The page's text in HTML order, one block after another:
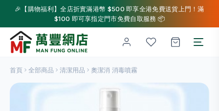
🎉【購物福利】全店折實滿港幣 $500 即享全港免費送貨上門！滿
$100 即可享指定門市免費自取服務 📦
首頁 全部商品 清潔用品 奧潔消 消毒噴霧